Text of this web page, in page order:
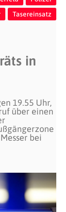
Tasereinsatz
in
19.55 Uhr,
über einen
bei